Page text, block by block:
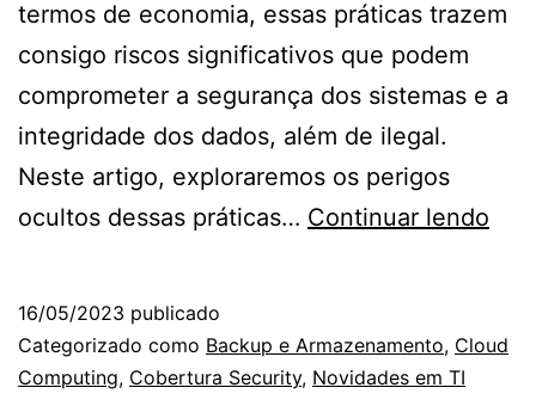
termos de economia, essas práticas trazem
consigo riscos significativos que podem
comprometer a segurança dos sistemas e a
integridade dos dados, além de ilegal.
Neste artigo, exploraremos os perigos
ocultos dessas práticas… Continuar lendo
do
16/05/2023 publicado
Categorizado como Backup e Armazenamento, Cloud
Computing, Cobertura Security, Novidades em TI